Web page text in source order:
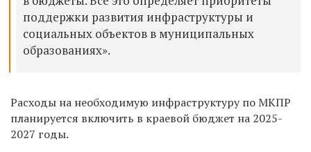
поддержки развития инфраструктуры и
социальных объектов в муниципальных
образованиях».
Расходы на необходимую инфраструктуру по МКПР
планируется включить в краевой бюджет на 2025-
2027 годы.